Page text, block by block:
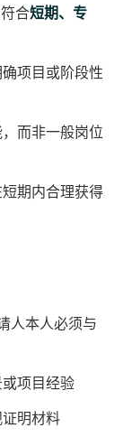
合短期、专
项目或阶段性
而非一般岗位
期内合理获得
人本人必须与
项目经验
明材料